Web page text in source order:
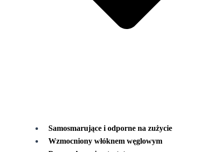
Samosmarujące i odporne na zużycie
Wzmocniony włóknem węglowym